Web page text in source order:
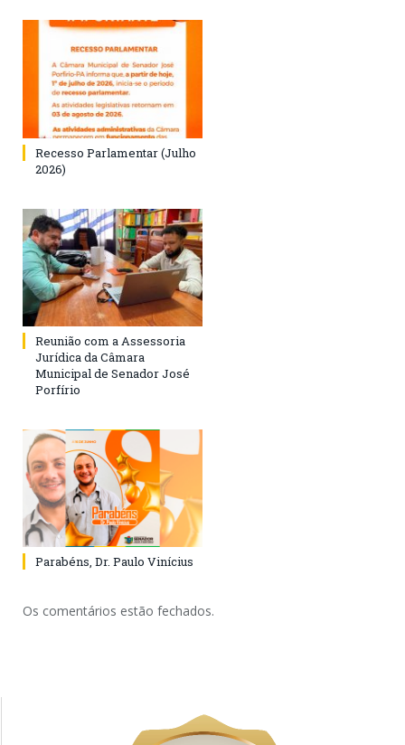
Recesso Parlamentar (Julho
2026)
Reunião com a Assessoria
Jurídica da Câmara
Municipal de Senador José
Porfírio
Parabéns, Dr. Paulo Vinícius
Os comentários estão fechados.